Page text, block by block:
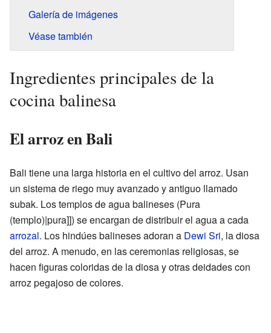
Galería de imágenes
Véase también
Ingredientes principales de la
cocina balinesa
El arroz en Bali
Bali tiene una larga historia en el cultivo del arroz. Usan
un sistema de riego muy avanzado y antiguo llamado
subak. Los templos de agua balineses (Pura
(templo)|pura]]) se encargan de distribuir el agua a cada
arrozal. Los hindúes balineses adoran a Dewi Sri, la diosa
del arroz. A menudo, en las ceremonias religiosas, se
hacen figuras coloridas de la diosa y otras deidades con
arroz pegajoso de colores.